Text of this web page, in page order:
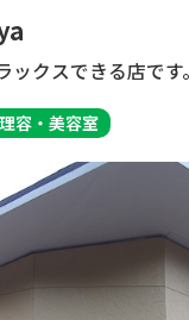
ックスできる店です。
理容・美容室